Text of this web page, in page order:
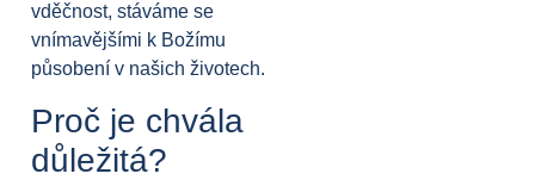
vděčnost, stáváme se
vnímavějšími k Božímu
působení v našich životech.
Proč je chvála
důležitá?